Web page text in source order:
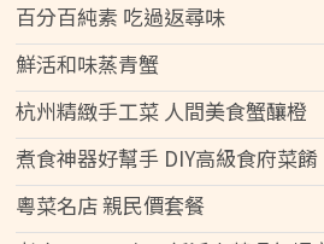
百分百純素 吃過返尋味
鮮活和味蒸青蟹
杭州精緻手工菜 人間美食蟹釀橙
煮食神器好幫手 DIY高級食府菜餚
粵菜名店 親民價套餐